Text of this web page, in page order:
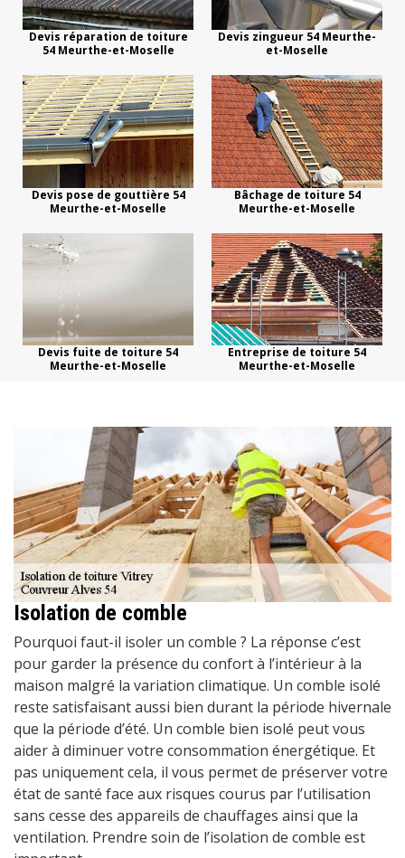
Devis réparation de toiture
54 Meurthe-et-Moselle
Devis zingueur 54 Meurthe-
et-Moselle
Devis pose de gouttière 54
Meurthe-et-Moselle
Bâchage de toiture 54
Meurthe-et-Moselle
Devis fuite de toiture 54
Meurthe-et-Moselle
Entreprise de toiture 54
Meurthe-et-Moselle
Isolation de comble
Pourquoi faut-il isoler un comble ? La réponse c’est
pour garder la présence du confort à l’intérieur à la
maison malgré la variation climatique. Un comble isolé
reste satisfaisant aussi bien durant la période hivernale
que la période d’été. Un comble bien isolé peut vous
aider à diminuer votre consommation énergétique. Et
pas uniquement cela, il vous permet de préserver votre
état de santé face aux risques courus par l’utilisation
sans cesse des appareils de chauffages ainsi que la
ventilation. Prendre soin de l’isolation de comble est